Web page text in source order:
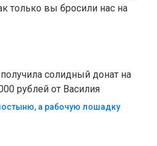
только вы бросили нас на
солидный донат на
рублей от Василия
а рабочую лошадку